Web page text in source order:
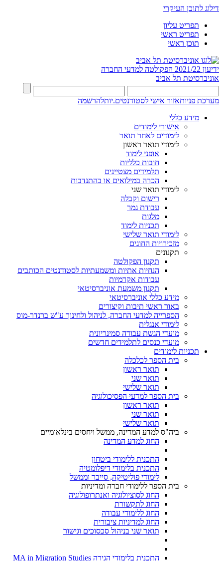
דילוג לתוכן העיקרי
תפריט עליון
תפריט ראשי
תוכן ראשי
ידיעון 2021/22
הפקולטה למדעי החברה
אוניברסיטת תל אביב
מערכת פניותאזור אישי לסטודנטים.יותלהרשמה
מידע כללי
אישורי לימודים
לימודים לאחר תואר
לימודי תואר ראשון
אופני לימוד
חובות כלליות
תלמידים מצטיינים
הכרה במילואים או בהתנדבות
לימודי תואר שני
רישום וקבלה
עבודת גמר
מלגות
תכניות לימוד
לימודי תואר שלישי
מזכירויות החוגים
תקנונים
תקנון הפקולטה
הנחיות אתיות ומשמעתיות לסטודנטים הכותבים
עבודות אקדמיות
תקנון משמעת אוניברסיטאי
מידע כללי אוניברסיטאי
באור ראשי תיבות וקיצורים
הספרייה למדעי החברה, לניהול ולחינוך ע"ש ברנדר-מוס
לימודי אנגלית
מועדי הגשת עבודה סמינריונית
מועדי כנסים לתלמידים חדשים
תכניות לימודים
בית הספר לכלכלה
תואר ראשון
תואר שני
תואר שלישי
בית הספר למדעי הפסיכולוגיה
תואר ראשון
תואר שני
תואר שלישי
ביה"ס למדע המדינה, ממשל ויחסים בינלאומיים
החוג למדע המדינה
התכנית ללימודי ביטחון
התכנית בלימודי דיפלומטיה
לימודי פוליטיקה, סייבר וממשל
בית הספר ללימודי חברה ומדיניות
החוג לסוציולוגיה ואנתרופולוגיה
החוג לתקשורת
החוג ללימודי עבודה
החוג למדיניות ציבורית
תואר שני בניהול סכסוכים וגישור
התכנית בלימודי הגירה MA in Migration Studies​